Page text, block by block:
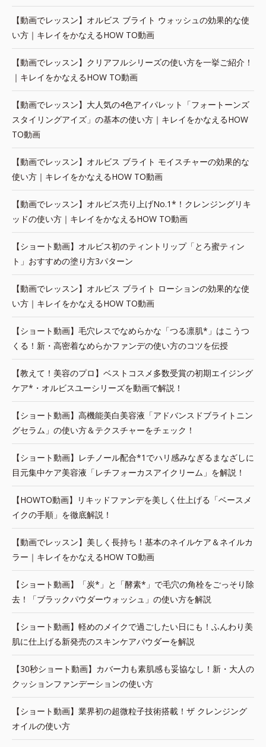
【動画でレッスン】オルビス ブライト ウォッシュの効果的な使
い方｜キレイをかなえるHOW TO動画
【動画でレッスン】クリアフルシリーズの使い方を一挙ご紹介！
｜キレイをかなえるHOW TO動画
【動画でレッスン】大人気の4色アイパレット「フォートーンズ
スタイリングアイズ」の基本の使い方｜キレイをかなえるHOW
TO動画
【動画でレッスン】オルビス ブライト モイスチャーの効果的な
使い方｜キレイをかなえるHOW TO動画
【動画でレッスン】オルビス売り上げNo.1*！クレンジングリキ
ッドの使い方｜キレイをかなえるHOW TO動画
【ショート動画】オルビス初のティントリップ「とろ蜜ティン
ト」おすすめの塗り方3パターン
【動画でレッスン】オルビス ブライト ローションの効果的な使
い方｜キレイをかなえるHOW TO動画
【ショート動画】毛穴レスでなめらかな「つる凛肌*」はこうつ
くる！新・高密着なめらかファンデの使い方のコツを伝授
【教えて！美容のプロ】ベストコスメ多数受賞の初期エイジング
ケア*・オルビスユーシリーズを動画で解説！
【ショート動画】高機能美白美容液「アドバンスドブライトニン
グセラム」の使い方＆テクスチャーをチェック！
【ショート動画】レチノール配合*1でハリ感みなぎるまなざしに
目元集中ケア美容液「レチフォーカスアイクリーム」を解説！
【HOWTO動画】リキッドファンデを美しく仕上げる「ベースメ
イクの手順」を徹底解説！
【動画でレッスン】美しく長持ち！基本のネイルケア＆ネイルカ
ラー｜キレイをかなえるHOW TO動画
【ショート動画】「炭*」と「酵素*」で毛穴の角栓をごっそり除
去！「ブラックパウダーウォッシュ」の使い方を解説
【ショート動画】軽めのメイクで過ごしたい日にも！ふんわり美
肌に仕上げる新発売のスキンケアパウダーを解説
【30秒ショート動画】カバー力も素肌感も妥協なし！新・大人の
クッションファンデーションの使い方
【ショート動画】業界初の超微粒子技術搭載！ザ クレンジング
オイルの使い方